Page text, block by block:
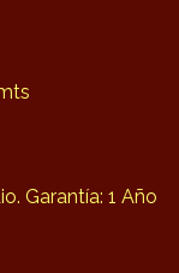
Garantía: 1 Año